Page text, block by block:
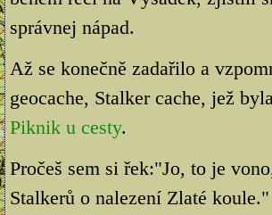
správnej nápad.
Až se konečně zadařilo a
geocache, Stalker cache, jež
Piknik u cesty.
Pročeš sem si řek:"Jo, to je
Stalkerů o nalezení Zlaté koule."